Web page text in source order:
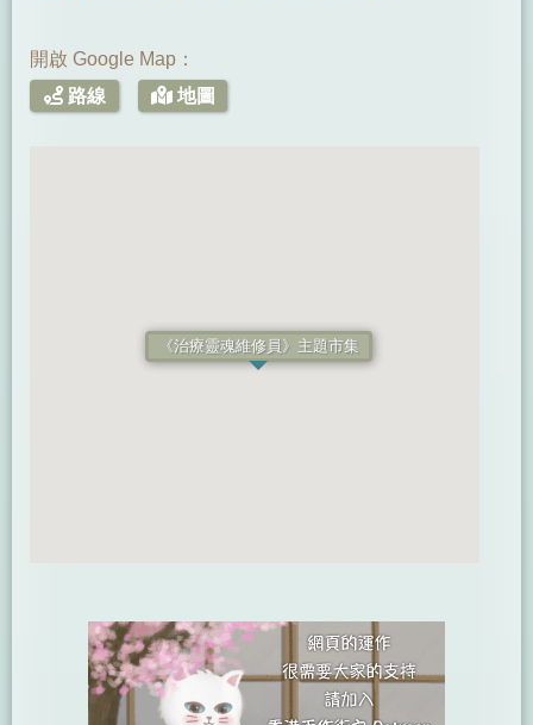
開啟 Google Map：
路線
地圖
《治療靈魂維修員》主題市集